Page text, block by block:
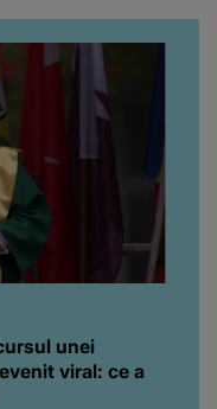
i-a lăsat MASCĂ
De data aceasta,
a rupt tăcerea:
că aveam să ne
să ne...”
unei
viral: ce a